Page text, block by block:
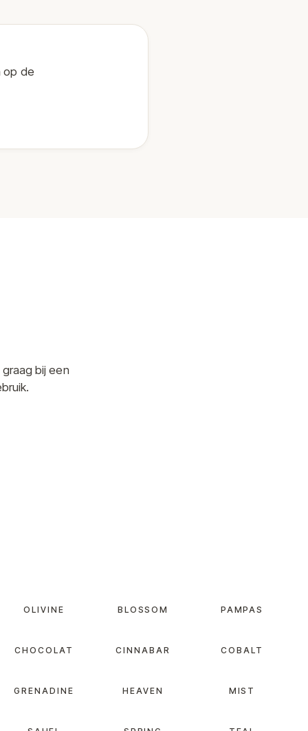
op de
bij een
OLIVINE BLOSSOM PAMPAS
CHOCOLAT CINNABAR COBALT
GRENADINE HEAVEN MIST